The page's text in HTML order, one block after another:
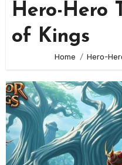
Hero-Hero
of Kings
Home Hero-